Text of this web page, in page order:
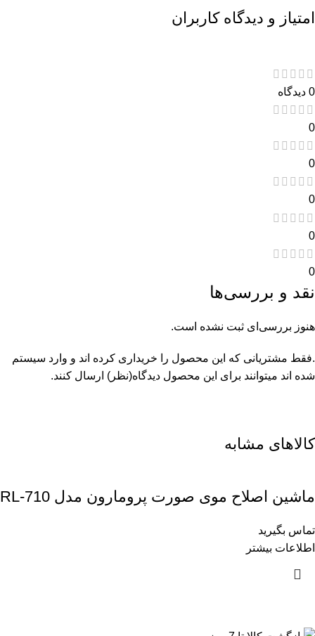
امتیاز و دیدگاه کاربران
0 دیدگاه
0
0
0
0
0
نقد و بررسی‌ها
هنوز بررسی‌ای ثبت نشده است.
.فقط مشتریانی که این محصول را خریداری کرده اند و وارد سیستم
شده اند میتوانند برای این محصول دیدگاه(نظر) ارسال کنند.
کالاهای مشابه
ماشین اصلاح موی صورت پرومارون مدل RL-710
تماس بگیرید
اطلاعات بیشتر